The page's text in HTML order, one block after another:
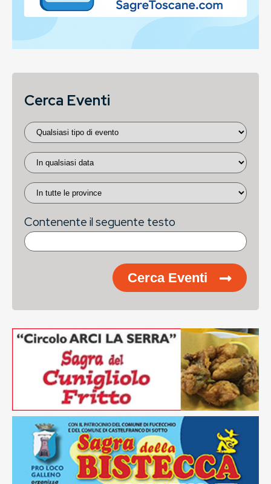
Cerca Eventi
Contenente il seguente testo
Cerca Eventi